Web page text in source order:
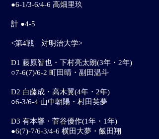
●6-1/3-6/4-6 高畑里玖
計 ●4-5
<第4戦 対明治大学>
D1 藤原智也・下村亮太朗(3年・2年)
○7-6(7)/6-2 町田晴・副田温斗
D2 白藤成・高木翼(4年・2年)
○6-3/6-4 山中朝陽・村田英夢
D3 有本響・菅谷優作(1年・1年)
●6(7)-7/6-3/4-6 横田大夢・飯田翔